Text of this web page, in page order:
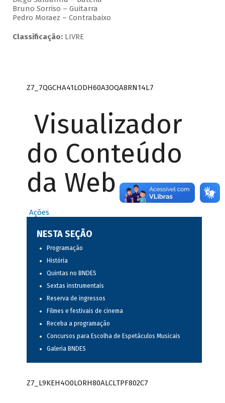
Bruno Sorriso – Guitarra
Pedro Moraez – Contrabaixo
Classificação:LIVRE
Z7_7QGCHA41LODH60A3OQA8RN14L7
Visualizador
do Conteúdo
da Web
Ações
NESTA SEÇÃO
Programação
História
Quintas no BNDES
Sextas instrumentais
Reserva de ingressos
Filmes e festivais de cinema
Receba a programação
Concursos para Escolha de Espetáculos Musicais
Galeria BNDES
Z7_L9KEH4O0LORH80ALCLTPF802C7